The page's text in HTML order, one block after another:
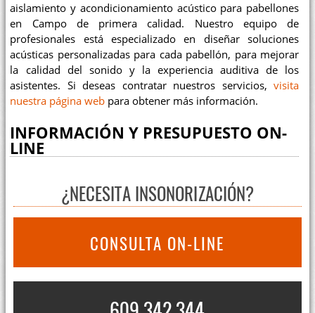
aislamiento y acondicionamiento acústico para pabellones
en Campo de primera calidad. Nuestro equipo de
profesionales está especializado en diseñar soluciones
acústicas personalizadas para cada pabellón, para mejorar
la calidad del sonido y la experiencia auditiva de los
asistentes. Si deseas contratar nuestros servicios,visita
nuestra página web para obtener más información.
INFORMACIÓN Y PRESUPUESTO ON-
LINE
¿NECESITA INSONORIZACIÓN?
CONSULTA ON-LINE